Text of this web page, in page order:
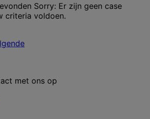
Sorry: Er zijn geen case
criteria voldoen.
met ons op